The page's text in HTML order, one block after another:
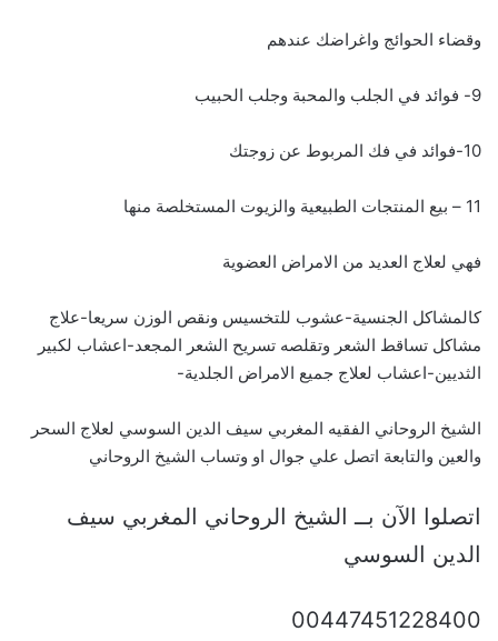
وقضاء الحوائج واغراضك عندهم
9- فوائد في الجلب والمحبة وجلب الحبيب
10-فوائد في فك المربوط عن زوجتك
11 – بيع المنتجات الطبيعية والزيوت المستخلصة منها
فهي لعلاج العديد من الامراض العضوية
كالمشاكل الجنسية-عشوب للتخسيس ونقص الوزن سريعا-علاج
مشاكل تساقط الشعر وتقلصه تسريح الشعر المجعد-اعشاب لكبير
الثديين-اعشاب لعلاج جميع الامراض الجلدية-
الشيخ الروحاني الفقيه المغربي سيف الدين السوسي لعلاج السحر
والعين والتابعة اتصل علي جوال او وتساب الشيخ الروحاني
اتصلوا الآن بــ الشيخ الروحاني المغربي سيف
الدين السوسي
00447451228400